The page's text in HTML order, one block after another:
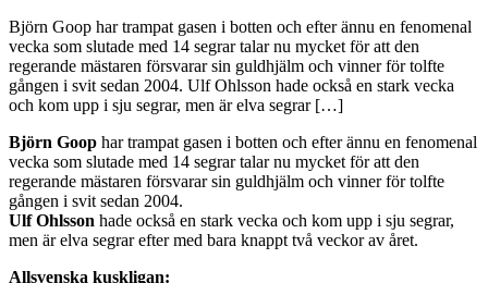
Björn Goop har trampat gasen i botten och efter ännu en fenomenal
vecka som slutade med 14 segrar talar nu mycket för att den
regerande mästaren försvarar sin guldhjälm och vinner för tolfte
gången i svit sedan 2004. Ulf Ohlsson hade också en stark vecka
och kom upp i sju segrar, men är elva segrar […]
Björn Goop har trampat gasen i botten och efter ännu en fenomenal
vecka som slutade med 14 segrar talar nu mycket för att den
regerande mästaren försvarar sin guldhjälm och vinner för tolfte
gången i svit sedan 2004.
Ulf Ohlsson hade också en stark vecka och kom upp i sju segrar,
men är elva segrar efter med bara knappt två veckor av året.
Allsvenska kuskligan: